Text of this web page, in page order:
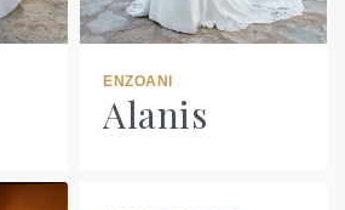
ENZOANI
Alanis